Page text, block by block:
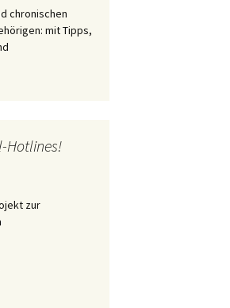
chronischen
mit Tipps,
Hotlines!
zur